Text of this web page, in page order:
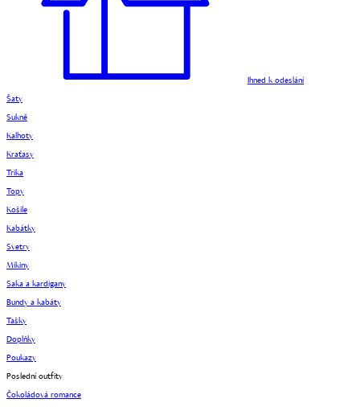
Ihned k odeslání
Šaty
Sukně
Kalhoty
Kraťasy
Trika
Topy
Košile
Kabátky
Svetry
Mikiny
Saka a kardigany
Bundy a kabáty
Tašky
Doplňky
Poukazy
Poslední outfity
Čokoládová romance